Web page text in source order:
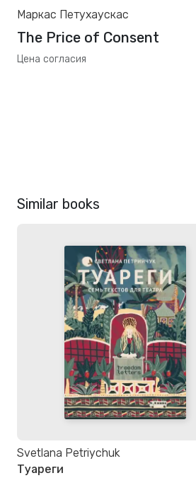
Маркас Петухаускас
The Price of Consent
Цена согласия
Similar books
Svetlana Petriychuk
Туареги